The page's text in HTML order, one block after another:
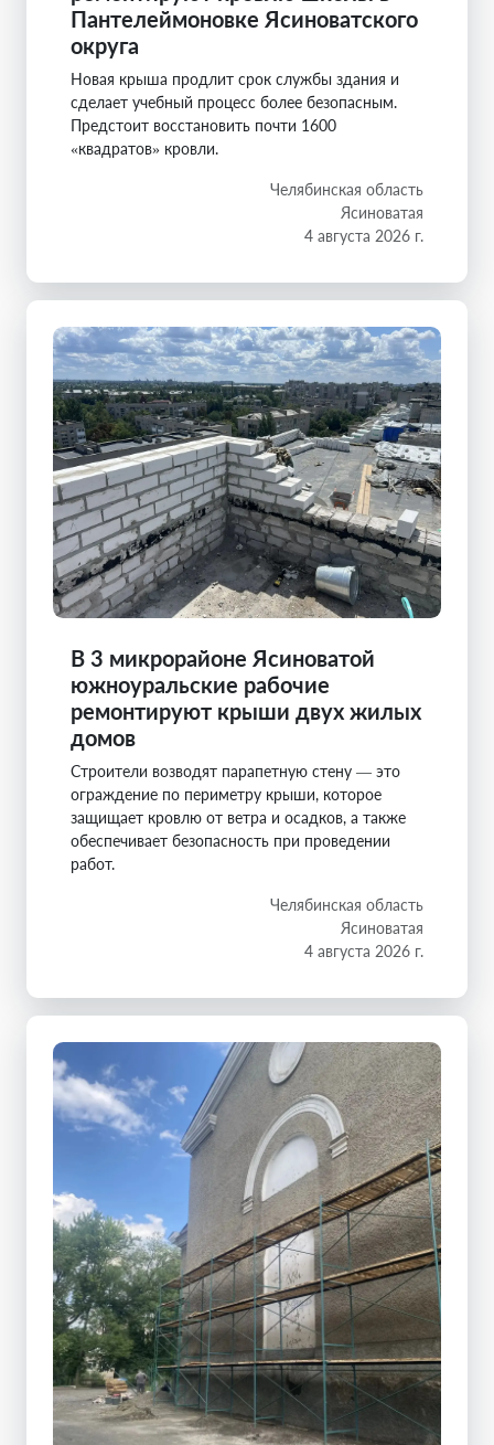
Пантелеймоновке Ясиноватского
округа
Новая крыша продлит срок службы здания и
сделает учебный процесс более безопасным.
Предстоит восстановить почти 1600
«квадратов» кровли.
Челябинская область
Ясиноватая
4 августа 2026 г.
В 3 микрорайоне Ясиноватой
южноуральские рабочие
ремонтируют крыши двух жилых
домов
Строители возводят парапетную стену — это
ограждение по периметру крыши, которое
защищает кровлю от ветра и осадков, а также
обеспечивает безопасность при проведении
работ.
Челябинская область
Ясиноватая
4 августа 2026 г.